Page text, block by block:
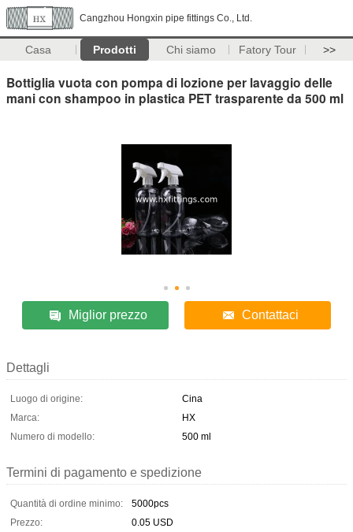
Cangzhou Hongxin pipe fittings Co., Ltd.
Casa Prodotti Chi siamo Fatory Tour >>
Bottiglia vuota con pompa di lozione per lavaggio delle
mani con shampoo in plastica PET trasparente da 500 ml
Miglior prezzo Contattaci
Dettagli
Luogo di origine:
Cina
Marca:
HX
Numero di modello:
500 ml
Termini di pagamento e spedizione
Quantità di ordine minimo:
5000pcs
Prezzo:
0.05 USD